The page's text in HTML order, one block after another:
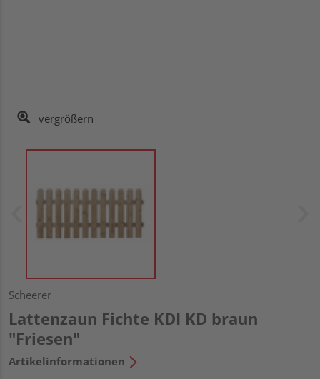
vergrößern
Scheerer
Lattenzaun Fichte KDI KD braun
"Friesen"
Artikelinformationen